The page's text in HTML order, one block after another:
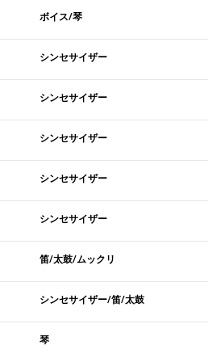
ボイス/琴
シンセサイザー
シンセサイザー
シンセサイザー
シンセサイザー
シンセサイザー
笛/太鼓/ムックリ
シンセサイザー/笛/太鼓
琴